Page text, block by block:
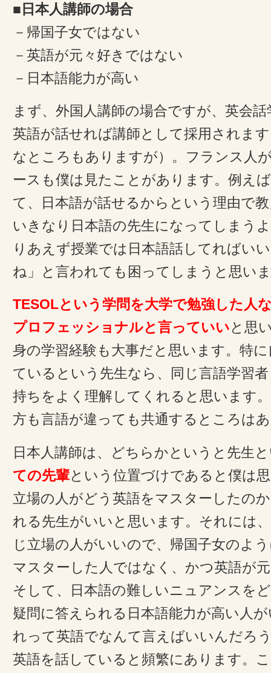
■日本人講師の場合
－帰国子女ではない
－英語が元々好きではない
－日本語能力が高い
まず、外国人講師の場合ですが、英会
英語が話せれば講師として採用されま
なところもありますが）。フランス人
ースも僕は見たことがあります。例え
て、日本語が話せるからという理由で
いきなり日本語の先生になってしまう
りあえず授業では日本語話してればい
ね」と言われても困ってしまうと思い
TESOLという学問を大学で勉強した人
プロフェッショナルと言っていいと思
身の学習経験も大事だと思います。特
ているという先生なら、同じ言語学習
持ちをよく理解してくれると思います
方も言語が違っても共通するところは
日本人講師は、どちらかというと先生
ての先輩という位置づけであると僕は
立場の人がどう英語をマスターしたの
れる先生がいいと思います。それには
じ立場の人がいいので、帰国子女のよ
マスターした人ではなく、かつ英語が
そして、日本語の難しいニュアンスを
疑問に答えられる日本語能力が高い人
れって英語でなんて言えばいいんだろ
英語を話していると頻繁にあります。